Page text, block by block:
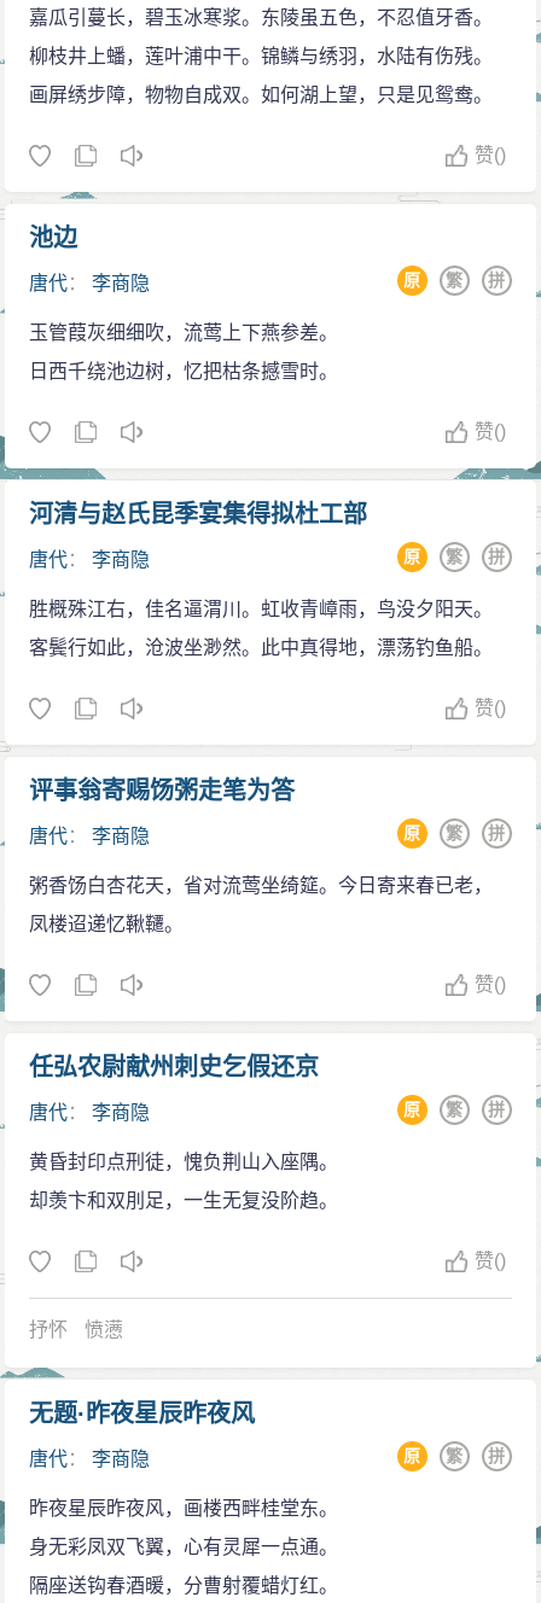
事：一群文人在洞庭湖中泛舟游玩，有人提议以木兰为
题作诗。于是众人一边饮酒一边轮流赋诗。这时，突然
出现一位贫穷的书生，口占一绝：“洞庭波冷晓侵云，日
日征帆送远人。几度木兰舟上望，不知元是此花身。”吟
商隐的鬼魂。在另一个版本（宋·李颀《古今诗话》）中
并没有鬼魂出现，是一群诗人在长安聚会时，有人朗诵
乐天投儿
李宋·蔡居厚《蔡宽夫诗话》中说：白居易晚年非常
慧，大家都笑说如果白居易投胎，小儿子才是。
生吞李诗
李宋·李颀《古今诗话》中记载：北宋杨亿、刘筠等
人互相以诗唱和，创立“西昆体”，以学习李商隐的诗歌风
衣服，对别人说：杨亿他们活生生撕破了我的衣服。引
商隐的继承是生吞活剥。
良师益友
李李商隐的启蒙教育可能来自他的父亲，对他影响
最大的老师，则是他回到故乡后遇到的一位同族叔父。
李商隐回忆，这位叔父在经学、小学、古文、书法方面
隐“能为古文，不喜偶对”。大约在他16岁时，写出了两篇
优秀的文章（《才论》、《圣论》，今不存），获得一
些士大夫的赞赏。这些士大夫中，就包括时任天平军节
度使的令狐楚。
他本人是骈体文的专家，对李商隐的才华非常欣赏，不
仅教授他骈体文的写作技巧，而且还资助他的家庭生
活，鼓励他与自己的子弟交游。在令狐楚的帮助下，李
商隐的骈体文写作进步非常迅速，由此他获得极大的信
心，希望可以凭借这种能力展开他的仕途。在这一时期
（大和四年，公元830年）的《谢书》中，李商隐表达了
对令狐楚的感激之情以及本人的踌躇满志：“微意何曾有
一毫，空携笔砚奉龙韬。自蒙夜半传书后，不羡王祥有
佩刀。”
见，是李商隐此类诗歌的一个特色。《富平少侯》、
《北齐二首》、《茂陵》等，就是其中的代表。
抒怀和咏物。李商隐一生仕途坎坷，心中的抱负无
安。《安定城楼》、《春日寄怀》、《乐游原》、《杜
工部蜀中离席》是流传得较广的几首。值得注意的是，
这类内容的作品中许多七言律诗被认为是杜甫诗风的重
要继承者。
《重过圣女祠》等，保持了与无题诗类似的风格。而
《柳枝五首》、《夜雨寄北》、《悼伤后赴东蜀辟至散
关遇雪》等，则反映出李商隐感情诗另一种风格的意
境。
狐绹的几首（《酬别令狐补阙》、《寄令狐郎中》、
《酬令狐郎中见寄》、《寄令狐学士》、《梦令狐学
士》、《令狐舍人说昨夜西掖玩月因戏赠》）特别引人
诗广纳前人所长，承杜甫七律的沉郁顿挫，融齐梁诗的
华丽浓艳，学李贺诗的鬼异幻想，形成了他深情、缠
绵、绮丽、精巧的风格。李诗还善于用典，借助恰当的
历史类比，使隐秘难言的意思得以表达。李商隐《东
还》诗脍灸人口，赏读该诗，可看出李商隐所表露归去
寻师学仙只是一句托辞，所谓学道不过借此疏解自己内
无道的愤慨以及对正一步步走向衰败的唐皇朝的哀叹。
自有仙才自不知，十年长梦采华芝。
秋风动地黄云暮，归云嵩阳寻旧师。
注：郑板桥十分喜欢这首唐 李商隐《东还》诗，常
《书七绝十五首长卷》等书箱中都被收录。《东还》诗
诗歌风格
属于儒家，但看中实用，对儒学有一定的批判精神，认
为不必规规然以孔子为师，不必以“能让”为贤等。他还有
佛道思想，主张以“自然”为祖。
李商隐的诗具有鲜明而独特的艺术风格，文辞清
族里排行第十六，故并称为“三十六体”。其诗构思新奇，
风格秾丽，尤其是一些爱情诗与无题诗写得缠绵悱恻，
为人传诵。但部分诗歌过于隐晦迷离，难于索解，至有
《樊南甲集》二十卷，《樊南乙集》二十卷，《玉奚生
诗》三卷，《赋》一卷，《文》一卷，部分作品已失
传。有《李义山诗集》。
出身家世
确认他是唐代皇族的远房宗室。[2]但是没有官方的属籍
文件证明此事，因而可以认为李商隐和唐朝皇室的这种
血缘关系已经相当遥远了。李商隐数次在诗歌和文章中
申明自己的皇族宗室身份，但这并没有给他带来任何实
际的利益。
李商隐的家世，有记载的可以追溯到他的高祖李
富平西北）县令；曾祖李叔恒（一作叔洪），曾任安阳
（今属河南）县尉；祖父李俌，曾任邢州（治今河北邢
台）录事参军；父亲李嗣，曾任殿中侍御史，在李商隐
出生的时候，李嗣任获嘉（今属河南）县令。
大部分学者赞成的是冯浩说，其最主要的是文选《上崔
华州书》所云：“中丞阁下：余生二十五年矣。”冯浩题注
曰：“开成元年十二月，《纪》以中书舍人崔龟从为华州
防御使，例兼御史中丞宪衔，固有中丞阁下之称。”书上
隐生于元和八年。至于卒年，关涉诗人晚年行踪和创
早年生活
在李商隐10岁前后，他的父亲在浙江幕府去世，他
和母亲、弟妹们回到了河南故乡，生活贫困，要靠亲戚
接济。在家中李商隐是长子，因此也就同时背负上了撑
持门户的责任。后来，他在文章中提到自己在少年时期
曾“佣书贩舂”，即为别人抄书挣钱，贴补家用。
嘉瓜引蔓长，碧玉冰寒浆。东陵虽五色，不忍值牙香。
柳枝井上蟠，莲叶浦中干。锦鳞与绣羽，水陆有伤残。
画屏绣步障，物物自成双。如何湖上望，只是见鸳鸯。
赞()
池边
唐代：李商隐 拼
繁
原
玉管葭灰细细吹，流莺上下燕参差。
日西千绕池边树，忆把枯条撼雪时。
赞()
河清与赵氏昆季宴集得拟杜工部
唐代：李商隐 拼
繁
原
胜概殊江右，佳名逼渭川。虹收青嶂雨，鸟没夕阳天。
客鬓行如此，沧波坐渺然。此中真得地，漂荡钓鱼船。
赞()
评事翁寄赐饧粥走笔为答
唐代：李商隐 拼
繁
原
粥香饧白杏花天，省对流莺坐绮筵。今日寄来春已老，
凤楼迢递忆鞦韆。
赞()
任弘农尉献州刺史乞假还京
唐代：李商隐 拼
繁
原
黄昏封印点刑徒，愧负荆山入座隅。
却羡卞和双刖足，一生无复没阶趋。
赞()
抒怀 愤懑
无题·昨夜星辰昨夜风
唐代：李商隐 拼
繁
原
昨夜星辰昨夜风，画楼西畔桂堂东。
身无彩凤双飞翼，心有灵犀一点通。
隔座送钩春酒暖，分曹射覆蜡灯红。